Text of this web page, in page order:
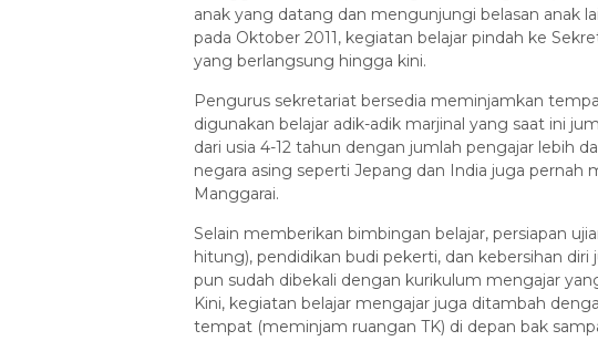
anak yang datang dan mengunjungi belasan anak
pada Oktober 2011, kegiatan belajar pindah ke
yang berlangsung hingga kini.
Pengurus sekretariat bersedia meminjamkan
digunakan belajar adik-adik marjinal yang saat ini
dari usia 4-12 tahun dengan jumlah pengajar lebih
negara asing seperti Jepang dan India juga pernah
Manggarai.
Selain memberikan bimbingan belajar, persiapan
hitung), pendidikan budi pekerti, dan kebersihan diri
pun sudah dibekali dengan kurikulum mengajar
Kini, kegiatan belajar mengajar juga ditambah
tempat (meminjam ruangan TK) di depan bak